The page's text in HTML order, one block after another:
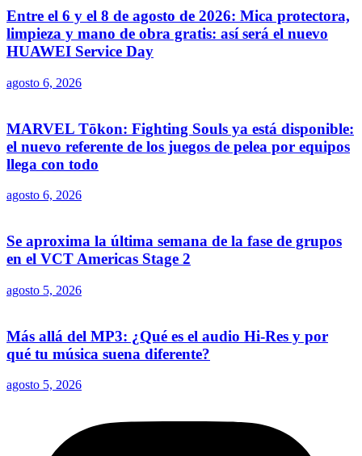
Entre el 6 y el 8 de agosto de 2026: Mica protectora,
limpieza y mano de obra gratis: así será el nuevo
HUAWEI Service Day
agosto 6, 2026
MARVEL Tōkon: Fighting Souls ya está disponible:
el nuevo referente de los juegos de pelea por equipos
llega con todo
agosto 6, 2026
Se aproxima la última semana de la fase de grupos
en el VCT Americas Stage 2
agosto 5, 2026
Más allá del MP3: ¿Qué es el audio Hi-Res y por
qué tu música suena diferente?
agosto 5, 2026